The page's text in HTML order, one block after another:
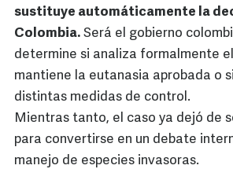
sustituye automáticamente la
Colombia. Será el gobierno
determine si analiza formalmente
mantiene la eutanasia aprobada o
distintas medidas de control.
Mientras tanto, el caso ya dejó de
para convertirse en un debate
manejo de especies invasoras.